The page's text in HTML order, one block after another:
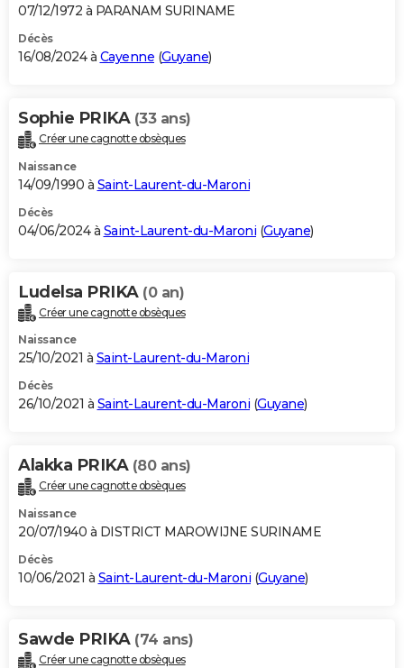
07/12/1972 à PARANAM SURINAME
Décès
16/08/2024 à Cayenne (Guyane)
Sophie PRIKA (33 ans)
Créer une cagnotte obsèques
Naissance
14/09/1990 à Saint-Laurent-du-Maroni
Décès
04/06/2024 à Saint-Laurent-du-Maroni (Guyane)
Ludelsa PRIKA (0 an)
Créer une cagnotte obsèques
Naissance
25/10/2021 à Saint-Laurent-du-Maroni
Décès
26/10/2021 à Saint-Laurent-du-Maroni (Guyane)
Alakka PRIKA (80 ans)
Créer une cagnotte obsèques
Naissance
20/07/1940 à DISTRICT MAROWIJNE SURINAME
Décès
10/06/2021 à Saint-Laurent-du-Maroni (Guyane)
Sawde PRIKA (74 ans)
Créer une cagnotte obsèques